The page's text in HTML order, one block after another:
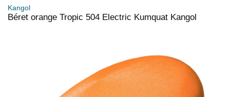
Kangol
Béret orange Tropic 504 Electric Kumquat Kangol